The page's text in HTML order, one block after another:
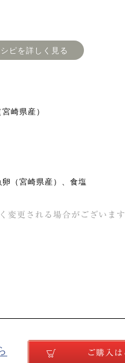
シピを詳しく見る
崎県産）
（宮崎県産）、⾷塩
更される場合がございま
ご購入は